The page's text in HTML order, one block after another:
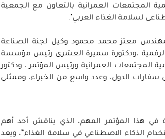
المجتمعات العمرانية بالتعاون مع الجمعية
لسلامة الغذاء العربي".
معتز محمد محمود وكيل لجنة الصناعة
،ودكتورة سميرة العشرى رئيس مؤسسة
المجتمعات العمرانية ورئيس المؤتمر ، ودكتور
الدول، وعدد واسع من الخبراء، وممثلي
في هذا المؤتمر المهم، الذي يناقش أحد أهم
الذكاء الاصطناعي في سلامة الغذاء”، ويعد